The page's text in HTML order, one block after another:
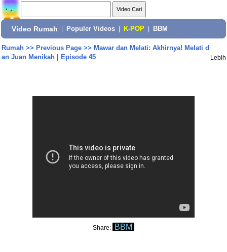
Video Rumah Populer Videos K-POP BBM
Rumah>> Previous Page>> Mawar dan Melati: Akhirnya! Melati d
an Juan Menikah | Episode 45
Lebih
Share: BBM